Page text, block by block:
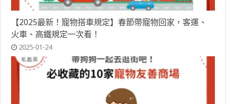
【2025最新！寵物搭車規定】春節帶寵物回家，客運、
火車、高鐵規定一次看！
2025-01-24